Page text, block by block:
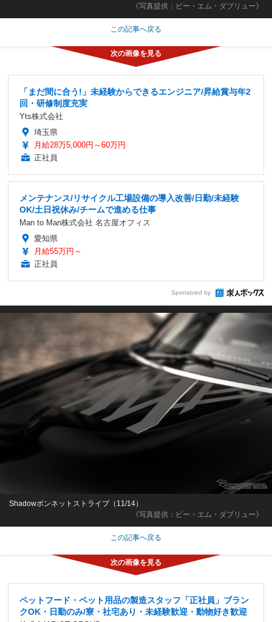
《写真提供：ビー・エム・ダブリュー》
この記事へ戻る
「まだ間に合う!」未経験からできるエンジニア/昇給賞与年2
回・研修制度充実
Yts株式会社
埼玉県
月給28万5,000円～60万円
正社員
メンテナンス/リサイクル工場設備の導入改善/日勤/未経験
OK/土日祝休み/チームで進める仕事
Man to Man株式会社 名古屋オフィス
愛知県
月給55万円～
正社員
Sponsored by
《写真提供：ビー・エム・ダブリュー》
Shadowボンネットストライプ（11/14）
この記事へ戻る
ペットフード・ペット用品の製造スタッフ「正社員」ブラン
クOK・日勤のみ/寮・社宅あり・未経験歓迎・動物好き歓迎